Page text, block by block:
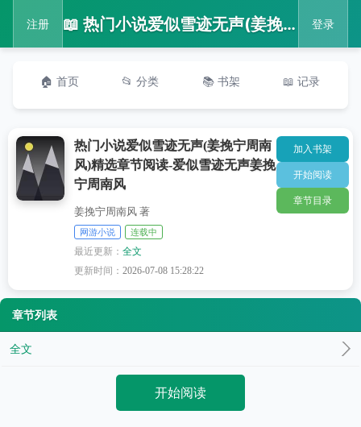
注册 📖 热门小说爱似雪迹无声(姜挽宁周南风)精选章节阅读-爱似雪迹无声姜挽宁周南风 登录
🏠 首页 📂 分类 📚 书架 📖 记录
热门小说爱似雪迹无声(姜挽宁周南
风)精选章节阅读-爱似雪迹无声姜挽
宁周南风
姜挽宁周南风 著
网游小说 连载中
最近更新：全文
更新时间：2026-07-08 15:28:22
加入书架
开始阅读
章节目录
章节列表
全文
开始阅读